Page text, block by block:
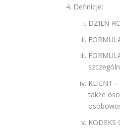
Definicje:
DZIEŃ
KLIENT
także